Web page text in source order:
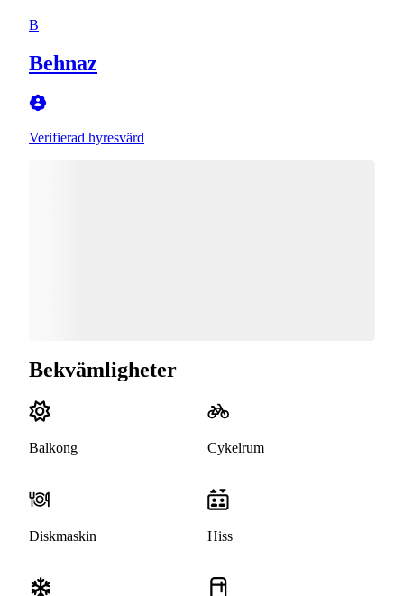
B
Behnaz
Verifierad hyresvärd
Bekvämligheter
Balkong Cykelrum
Diskmaskin Hiss